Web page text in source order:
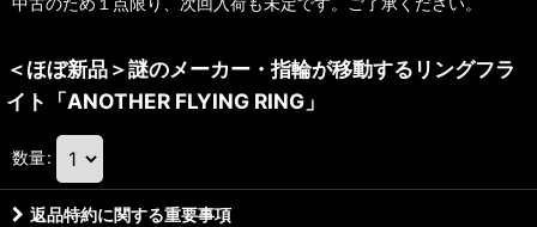
＜ほぼ新品＞謎のメーカー・指輪が移動するリングフラ
イト「ANOTHER FLYING RING」
数量:
返品特約に関する重要事項